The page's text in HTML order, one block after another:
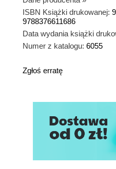
ISBN Książki drukowanej:
9788376611686
Data wydania książki
Numer z katalogu: 6055
Zgłoś erratę